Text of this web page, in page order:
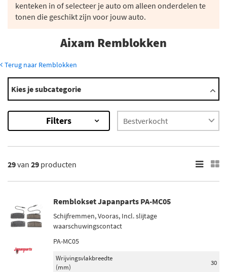
kenteken in of selecteer je auto om alleen onderdelen te
tonen die geschikt zijn voor jouw auto.
Aixam Remblokken
Terug naar Remblokken
Modellen
400
500
A.741
A.751
×
Resultaten
×
Merk
Brembo (2)
Maxgear (2)
Kies je subcategorie
Filters
29van 29 producten
Remblokset Japanparts PA-MC05
Schijfremmen, Vooras, Incl. slijtage
waarschuwingscontact
PA-MC05
Wrijvingsvlakbreedte
(mm)
30